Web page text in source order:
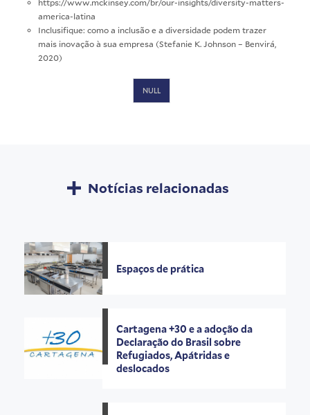
america-latina
Inclusifique: como a inclusão e a diversidade podem trazer
mais inovação à sua empresa (Stefanie K. Johnson – Benvirá,
2020)
NULL
Notícias relacionadas
Espaços de prática
Cartagena +30 e a adoção da
Declaração do Brasil sobre
Refugiados, Apátridas e
deslocados